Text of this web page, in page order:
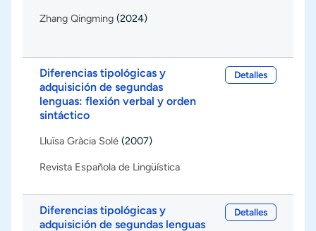
Zhang Qingming (2024)
Diferencias tipológicas y
adquisición de segundas
lenguas: flexión verbal y orden
sintáctico
Lluïsa Gràcia Solé (2007)
Revista Española de Lingüística
Detalles
Diferencias tipológicas y
adquisición de segundas lenguas
Detalles